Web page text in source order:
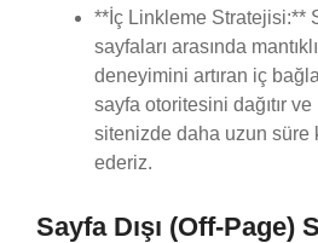
**İç Linkleme Stratejisi:**
sayfaları arasında
deneyimini artıran iç
sayfa otoritesini dağıtır ve
sitenizde daha uzun süre
ederiz.
Sayfa Dışı (Off-Page)